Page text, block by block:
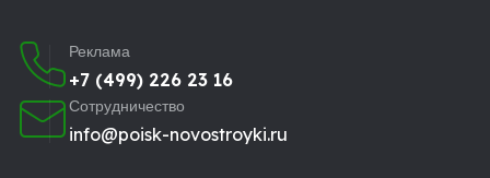
Реклама
+7 (499) 226 23 16
Сотрудничество
info@poisk-novostroyki.ru